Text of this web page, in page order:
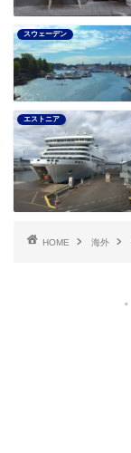
スウェーデン
エストニア
HOME 海外